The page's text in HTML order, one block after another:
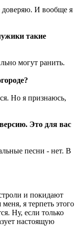
доверяю. И вообще я
такие
могут ранить.
Но я признаюсь,
Это для вас
песни - нет. В
и покидают
я терпеть этого
Ну, если только
настоящую